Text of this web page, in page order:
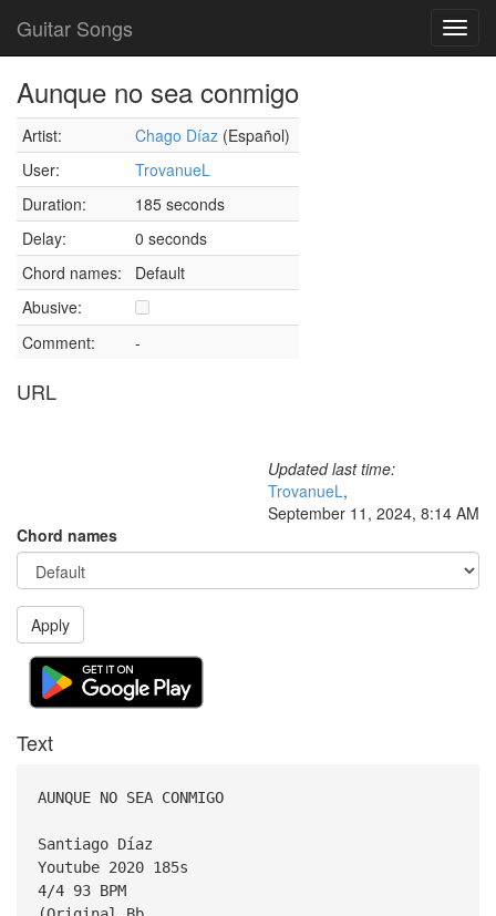
Guitar Songs
Aunque no sea conmigo
Artist: Chago Díaz (Español)
User:
TrovanueL
Duration:
185 seconds
Delay:
0 seconds
Chord names:
Default
Abusive:
Comment:
-
URL
Updated last time:
TrovanueL,
September 11, 2024, 8:14 AM
Chord names
Apply
Text
AUNQUE NO SEA CONMIGO
Santiago Díaz
Youtube 2020 185s
4/4 93 BPM